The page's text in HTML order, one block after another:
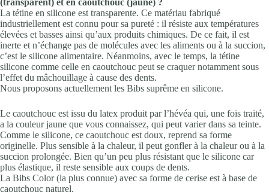
(transparent) et en caoutchouc (jaune) ?
La tétine en silicone est transparente. Ce matériau fabriqué
industriellement est connu pour sa pureté : il résiste aux températures
élevées et basses ainsi qu’aux produits chimiques. De ce fait, il est
inerte et n’échange pas de molécules avec les aliments ou à la succion,
c’est le silicone alimentaire. Néanmoins, avec le temps, la tétine
silicone comme celle en caoutchouc peut se craquer notamment sous
l’effet du mâchouillage à cause des dents.
Nous proposons actuellement les Bibs suprême en silicone.
Le caoutchouc est issu du latex produit par l’hévéa qui, une fois traité,
a la couleur jaune que vous connaissez, qui peut varier dans sa teinte.
Comme le silicone, ce caoutchouc est doux, reprend sa forme
originelle. Plus sensible à la chaleur, il peut gonfler à la chaleur ou à la
succion prolongée. Bien qu’un peu plus résistant que le silicone car
plus élastique, il reste sensible aux coups de dents.
La Bibs Color (la plus connue) avec sa forme de cerise est à base de
caoutchouc naturel.